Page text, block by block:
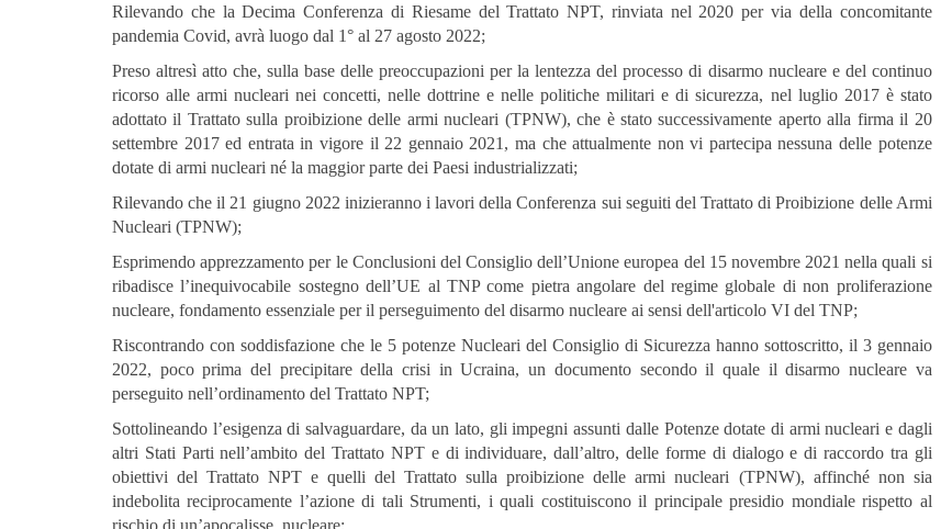
Rilevando che la Decima Conferenza di Riesame del Trattato NPT, rinviata nel 2020 per via della concomitante
pandemia Covid, avrà luogo dal 1° al 27 agosto 2022;
Preso altresì atto che, sulla base delle preoccupazioni per la lentezza del processo di disarmo nucleare e del continuo
ricorso alle armi nucleari nei concetti, nelle dottrine e nelle politiche militari e di sicurezza, nel luglio 2017 è stato
adottato il Trattato sulla proibizione delle armi nucleari (TPNW), che è stato successivamente aperto alla firma il 20
settembre 2017 ed entrata in vigore il 22 gennaio 2021, ma che attualmente non vi partecipa nessuna delle potenze
dotate di armi nucleari né la maggior parte dei Paesi industrializzati;
Rilevando che il 21 giugno 2022 inizieranno i lavori della Conferenza sui seguiti del Trattato di Proibizione delle Armi
Nucleari (TPNW);
Esprimendo apprezzamento per le Conclusioni del Consiglio dell’Unione europea del 15 novembre 2021 nella quali si
ribadisce l’inequivocabile sostegno dell’UE al TNP come pietra angolare del regime globale di non proliferazione
nucleare, fondamento essenziale per il perseguimento del disarmo nucleare ai sensi dell'articolo VI del TNP;
Riscontrando con soddisfazione che le 5 potenze Nucleari del Consiglio di Sicurezza hanno sottoscritto, il 3 gennaio
2022, poco prima del precipitare della crisi in Ucraina, un documento secondo il quale il disarmo nucleare va
perseguito nell’ordinamento del Trattato NPT;
Sottolineando l’esigenza di salvaguardare, da un lato, gli impegni assunti dalle Potenze dotate di armi nucleari e dagli
altri Stati Parti nell’ambito del Trattato NPT e di individuare, dall’altro, delle forme di dialogo e di raccordo tra gli
obiettivi del Trattato NPT e quelli del Trattato sulla proibizione delle armi nucleari (TPNW), affinché non sia
indebolita reciprocamente l’azione di tali Strumenti, i quali costituiscono il principale presidio mondiale rispetto al
rischio di un’apocalisse nucleare;